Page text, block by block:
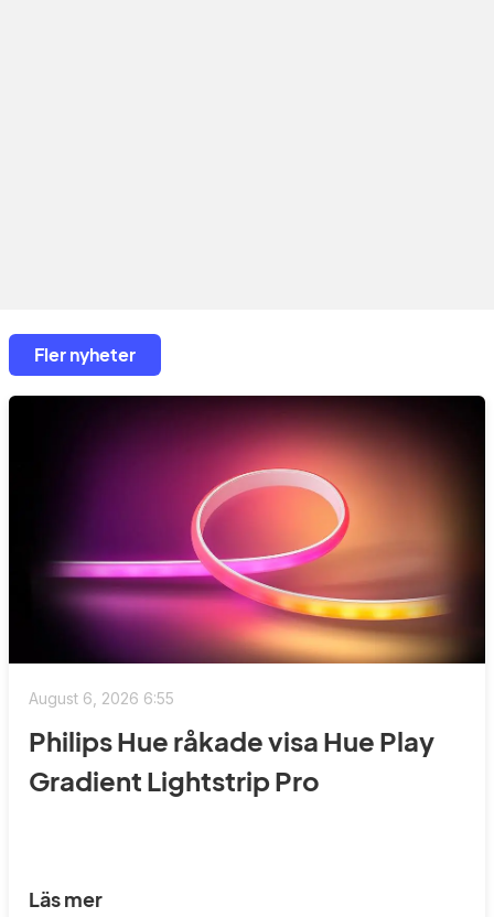
Fler nyheter
August 6, 2026 6:55
Philips Hue råkade visa Hue Play
Gradient Lightstrip Pro
Läs mer